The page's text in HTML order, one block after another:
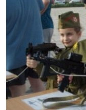
СПЕЦПРОЕКТИ
ДЕПОРТАЦІЯ
ВІДЕОУРОКИ «ELIFBE»
СВІДЧЕННЯ ОКУПАЦІЇ
УКРАЇНСЬКА
ІНФОГРАФІКА
ЯК ОБІЙТИ
Русский
Qırımtatar
ДОЛУЧАЙСЯ!